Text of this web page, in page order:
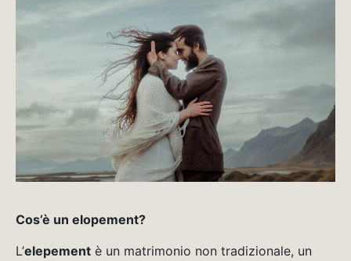
Cos’è un elopement?
L’elepement è un matrimonio non tradizionale, un